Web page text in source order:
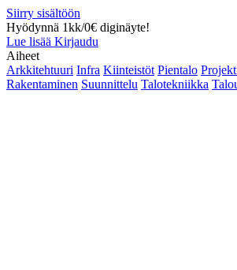
Siirry sisältöön
Hyödynnä 1kk/0€ diginäyte!
Lue lisää Kirjaudu
Aiheet
Arkkitehtuuri Infra Kiinteistöt Pientalo
Rakentaminen Suunnittelu Talotekniikka